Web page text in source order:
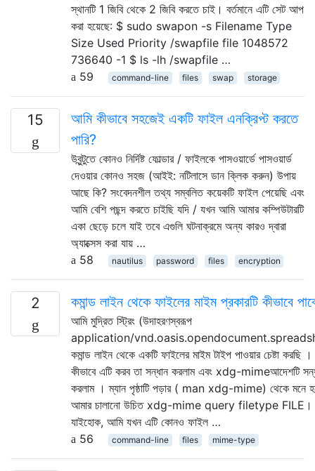
স্থানটি 1 জিবি থেকে 2 জিবি করতে চাই। বর্তমানে এটি সেট আপ
করা হয়েছে: $ sudo swapon -s Filename Type
Size Used Priority /swapfile file 1048572
736640 -1 $ ls -lh /swapfile …
59
command-line files swap storage
15
আমি কীভাবে সহজেই একটি ফাইল এনক্রিপ্ট করতে
পারি?
উবুন্টুতে কোনও নির্দিষ্ট ফোল্ডার / ফাইলকে পাসওয়ার্ডে পাসওয়ার্ড
দেওয়ার কোনও সহজ (আইই: নটিলাসে ডান ক্লিক করুন) উপায়
আছে কি? সংবেদনশীল তথ্য সম্বলিত কয়েকটি ফাইল পেয়েছি এবং
আমি বেশি পছন্দ করতে চাইছি যদি / যখন আমি আমার কম্পিউটারটি
একা ছেড়ে চলে যাই তবে এগুলি ঘটনাক্রমে অন্য কারও দ্বারা
অ্যাক্সেস করা যায় …
58
nautilus password files encryption
2 কমান্ড লাইন থেকে ফাইলের মাইম প্রকারটি কীভাবে
আমি মুদ্রিত স্ট্রিং (উদাহরণস্বরূপ
application/
কমান্ড লাইন থেকে একটি ফাইলের মাইম টাইপ পাওয়ার চেষ্টা করছি
কীভাবে এটি করব তা সন্ধান করলাম এবং xdg-mimeআদেশটি
করলাম । ম্যান পৃষ্ঠাটি পড়ার ( man xdg-mime) থেকে মনে
আমার চালানো উচিত xdg-mime query filetype FILE।
যাইহোক, আমি যখন এটি কোনও ফাইল …
56
command-line files mime-type